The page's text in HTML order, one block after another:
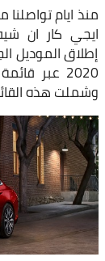
منذ ايام
ايجي كار ان
إطلاق الموديل
2020 عبر
وشملت هذه